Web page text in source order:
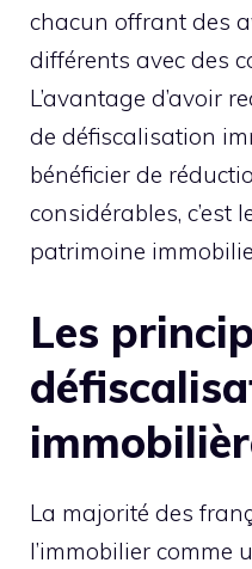
chacun offrant des
différents avec des
L’avantage d’avoir
de défiscalisation
bénéficier de
considérables, c’est
patrimoine
Les
La majorité des
l’immobilier comme